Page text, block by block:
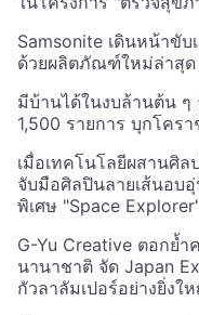
Samsonite เดินหน้าขับ
ด้วยผลิตภัณฑ์ใหม่ล่าสุด
มีบ้านได้ในงบล้านต้น
1,500 รายการ บุกโครา
เมื่อเทคโนโลยีผสานศิล
จับมือศิลปินลายเส้นอบ
พิเศษ "Space
G-Yu Creative ตอกย้ำ
นานาชาติ จัด Japan
กัวลาลัมเปอร์อย่างยิ่งใ